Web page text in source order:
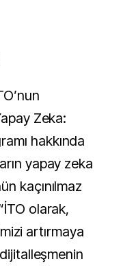
Zeka:
hakkında
yapay zeka
kaçınılmaz
olarak,
artırmaya